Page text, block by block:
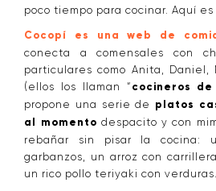
poco tiempo para cocinar. Aquí
Cocopí es una web de
conecta a comensales con
particulares como Anita, Daniel,
(ellos los llaman “ cocineros
propone una serie de platos
al momento despacito y con
rebañar sin pisar la cocina:
garbanzos, un arroz con
un rico pollo teriyaki con